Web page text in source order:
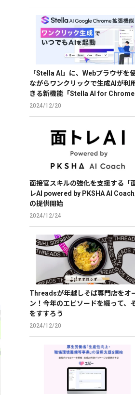
「Stella AI」に、Webブラウザを
ながらワンクリックで生成AIが利
きる新機能「Stella AI for Chrome
のβ版を提供
2024/12/20
面接官スキルの強化を支援する「
レAI powered by PKSHA AI Coach
の提供開始
2024/12/24
Threadsが年越しそば専門店をオ
ン！今年のエピソードを綴って、
をすすろう
2024/12/20